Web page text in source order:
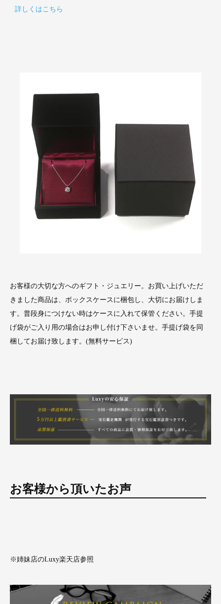
詳しくはこちら
お客様の大切な方へのギフト・ジュエリー。お買い上げいただ
きました商品は、ボックスケースに梱包し、大切にお届けしま
す。普段身につけない時はケースに入れて保管ください。手提
げ袋がご入り用の場合はお申し付け下さいませ。手提げ袋を同
梱してお届け致します。(無料サービス)
お客様から頂いたお声
※姉妹店のLuxy楽天店参照